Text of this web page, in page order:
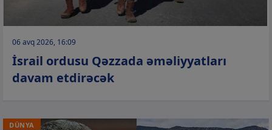
06 avq 2026, 16:09
İsrail ordusu Qəzzada əməliyyatları
davam etdirəcək
DÜNYA